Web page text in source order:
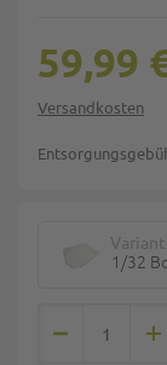
Versandkosten
59,99
1/32